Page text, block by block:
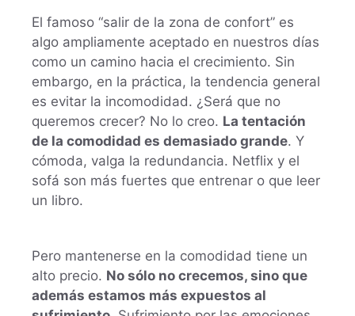
El famoso “salir de la zona de confort” es
algo ampliamente aceptado en nuestros días
como un camino hacia el crecimiento. Sin
embargo, en la práctica, la tendencia general
es evitar la incomodidad. ¿Será que no
queremos crecer? No lo creo. La tentación
de la comodidad es demasiado grande. Y
cómoda, valga la redundancia. Netflix y el
sofá son más fuertes que entrenar o que leer
un libro.
Pero mantenerse en la comodidad tiene un
alto precio. No sólo no crecemos, sino que
además estamos más expuestos al